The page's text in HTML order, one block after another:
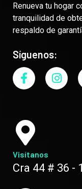
Renueva tu hogar
tranquilidad de
respaldo de
Síguenos:
Visítanos
Cra 44 # 36 -